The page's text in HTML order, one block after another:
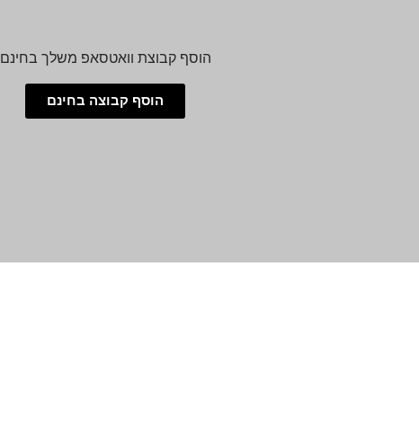
הוסף קבוצת וואטסאפ משלך בחינם
הוסף קבוצה בחינם